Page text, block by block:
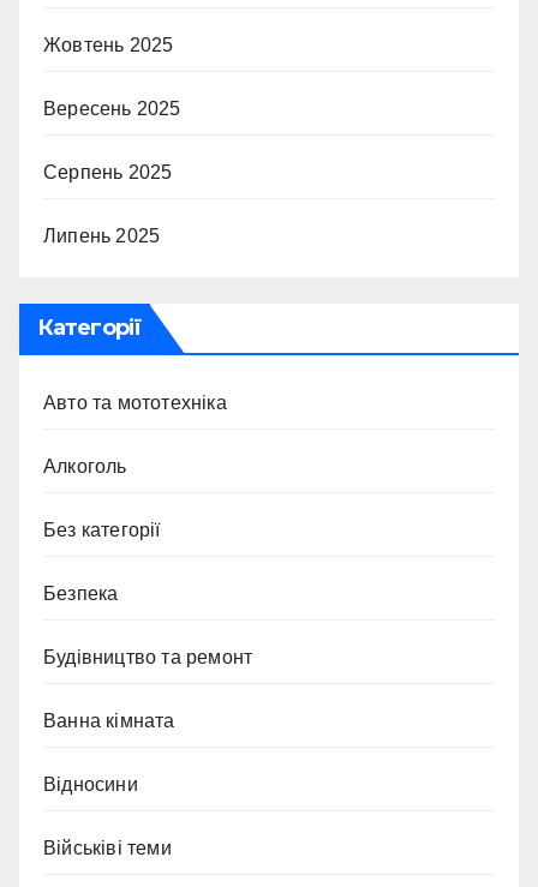
Жовтень 2025
Вересень 2025
Серпень 2025
Липень 2025
Категорії
Авто та мототехніка
Алкоголь
Без категорії
Безпека
Будівництво та ремонт
Ванна кімната
Відносини
Військіві теми